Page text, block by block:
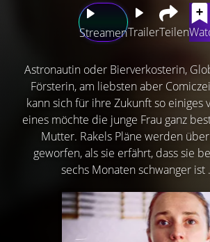
StreamenTrailerTeilen
Astronautin oder Bierverkosterin,
Försterin, am liebsten aber
kann sich für ihre Zukunft so einiges
eines möchte die junge Frau ganz
Mutter. Rakels Pläne werden
geworfen, als sie erfährt, dass sie
sechs Monaten schwanger ist